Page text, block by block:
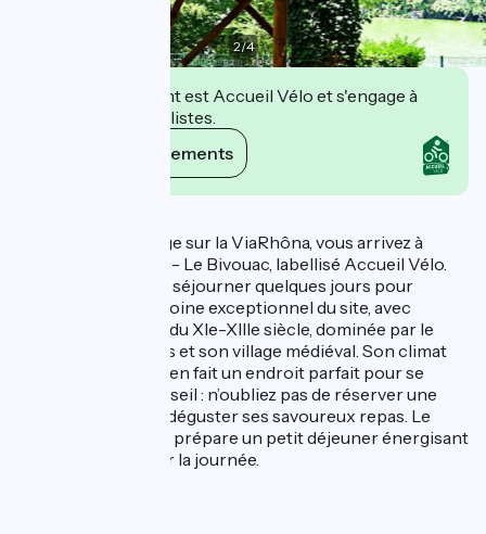
2/4
Cet établissement est Accueil Vélo et s'engage à
accueillir des cyclistes.
Voir ses engagements
Après votre passage sur la ViaRhôna, vous arrivez à
Harmony Camping - Le Bivouac, labellisé Accueil Vélo.
Prenez le temps de séjourner quelques jours pour
découvrir le patrimoine exceptionnel du site, avec
l’Abbatiale romane du XIe-XIIIe siècle, dominée par le
château des moines et son village médiéval. Son climat
doux et méridional en fait un endroit parfait pour se
détendre. Petit conseil : n’oubliez pas de réserver une
table à l'Eden pour déguster ses savoureux repas. Le
matin, Isabelle vous prépare un petit déjeuner énergisant
pour bien démarrer la journée.